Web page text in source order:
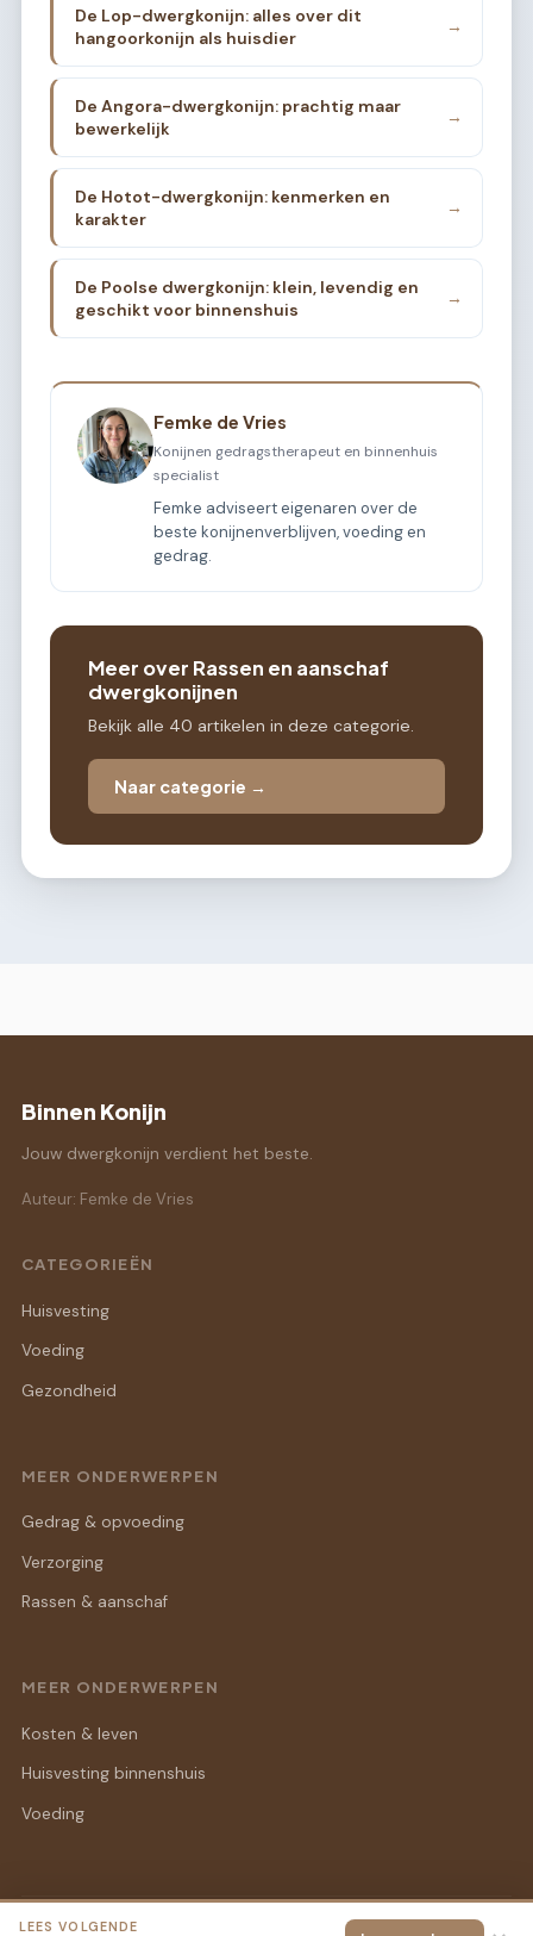
De Lop-dwergkonijn: alles over dit
hangoorkonijn als huisdier
→
De Angora-dwergkonijn: prachtig maar
bewerkelijk
→
De Hotot-dwergkonijn: kenmerken en
karakter
→
De Poolse dwergkonijn: klein, levendig en
geschikt voor binnenshuis
→
Femke de Vries
Konijnen gedragstherapeut en binnenhuis
specialist
Femke adviseert eigenaren over de
beste konijnenverblijven, voeding en
gedrag.
Meer over Rassen en aanschaf
dwergkonijnen
Bekijk alle 40 artikelen in deze categorie.
Naar categorie →
Binnen Konijn
Jouw dwergkonijn verdient het beste.
Auteur: Femke de Vries
CATEGORIEËN
Huisvesting
Voeding
Gezondheid
MEER ONDERWERPEN
Gedrag & opvoeding
Verzorging
Rassen & aanschaf
MEER ONDERWERPEN
Kosten & leven
Huisvesting binnenshuis
Voeding
© 2026 Binnen Konijn Alle rechten voorbehouden.
LEES VOLGENDE